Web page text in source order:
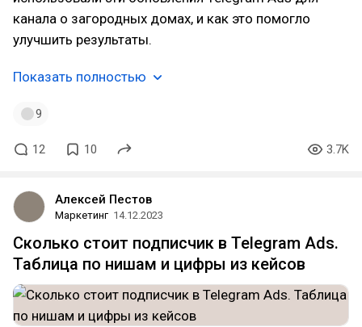
канала о загородных домах, и как это помогло
улучшить результаты.
Показать полностью
9
12 10 3.7K
Алексей Пестов
Маркетинг 14.12.2023
Сколько стоит подписчик в Telegram Ads.
Таблица по нишам и цифры из кейсов